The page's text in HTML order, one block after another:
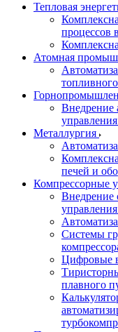
Тепловая
процессов
Атомная
Внедрение
Металлургия
печей и
Компрессорные
Внедрение
Системы
Цифровые
плавного